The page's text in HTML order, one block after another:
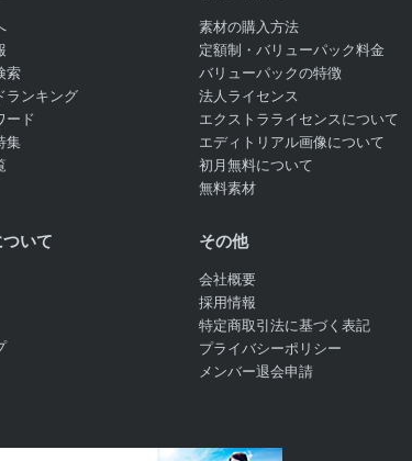
索
ランキング
ード
集
素材の購入方法
定額制・バリューパック料金
バリューパックの特徴
法人ライセンス
エクストラライセンスについて
エディトリアル画像について
初月無料について
無料素材
いて その他
会社概要
採用情報
特定商取引法に基づく表記
プライバシーポリシー
メンバー退会申請